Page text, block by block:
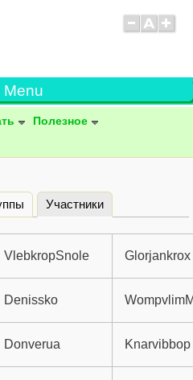
Полезное
Участники
VlebkropSnole Glorjankrox
Denissko
Donverua Knarvibbop